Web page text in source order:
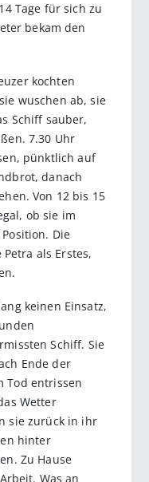
Tage für sich zu
bekam den
kochten
wuschen ab, sie
Schiff sauber,
7.30 Uhr
pünktlich auf
danach
Von 12 bis 15
ob sie im
Die
als Erstes,
keinen Einsatz,
Schiff. Sie
Ende der
Tod entrissen
Wetter
sie zurück in ihr
hinter
Zu Hause
Was an